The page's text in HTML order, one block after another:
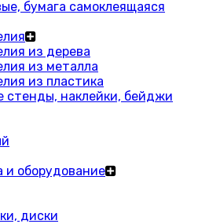
бумага самоклеящаяся
из дерева
из металла
из пластика
стенды, наклейки, бейджи
и оборудование
диски